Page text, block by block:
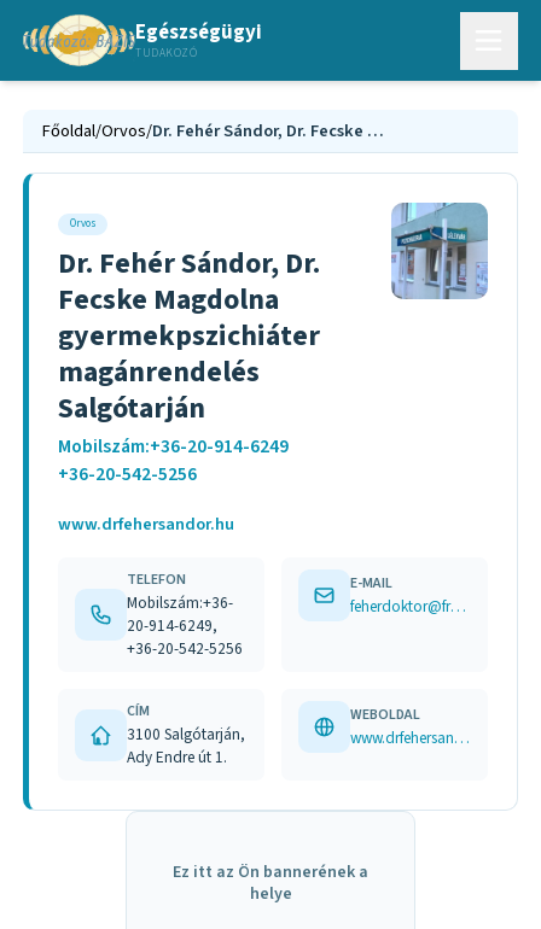
Egészségügyi
TUDAKOZÓ
Főoldal/Orvos/ Dr. Fehér Sándor, Dr. Fecske Magdolna gyermekpszichiáter magánrendelés Salgótarján
Orvos
Dr. Fehér Sándor, Dr.
Fecske Magdolna
gyermekpszichiáter
magánrendelés
Salgótarján
Mobilszám:+36-20-914-6249
+36-20-542-5256
www.drfehersandor.hu
TELEFON
Mobilszám:+36-
20-914-6249,
+36-20-542-5256
E-MAIL
feherdoktor@freemail.hu
CÍM
3100 Salgótarján,
Ady Endre út 1.
WEBOLDAL
www.drfehersandor.hu
Ez itt az Ön bannerének a
helye